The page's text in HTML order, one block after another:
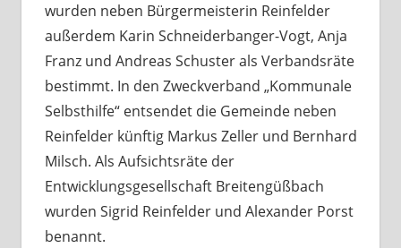
wurden neben Bürgermeisterin Reinfelder
außerdem Karin Schneiderbanger-Vogt, Anja
Franz und Andreas Schuster als Verbandsräte
bestimmt. In den Zweckverband „Kommunale
Selbsthilfe“ entsendet die Gemeinde neben
Reinfelder künftig Markus Zeller und Bernhard
Milsch. Als Aufsichtsräte der
Entwicklungsgesellschaft Breitengüßbach
wurden Sigrid Reinfelder und Alexander Porst
benannt.